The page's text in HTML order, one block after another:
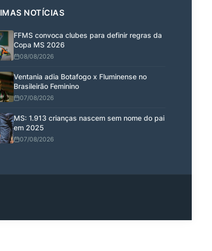
NOTÍCIAS
FFMS convoca clubes para definir regras da
Copa MS 2026
08/08/2026
Ventania adia Botafogo x Fluminense no
Brasileirão Feminino
07/08/2026
MS: 1.913 crianças nascem sem nome do pai
em 2025
07/08/2026